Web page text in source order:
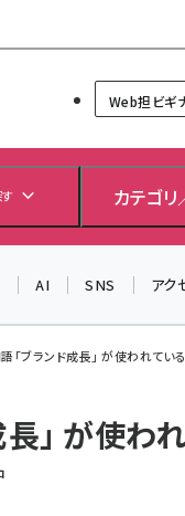
担当者Forum
Web担ビギ
カテゴ
AI SNS アク
「ブランド成長」 が使われてい
長」 が使わ